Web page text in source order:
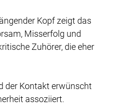
Kopf zeigt das
Misserfolg und
Zuhörer, die eher
der Kontakt erwünscht
assoziiert.